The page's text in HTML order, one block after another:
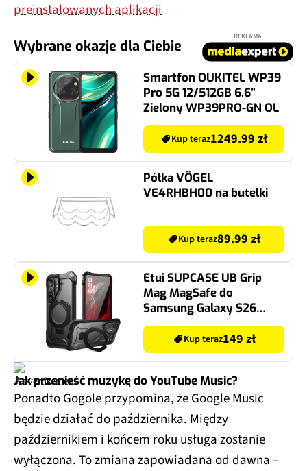
preinstalowanych aplikacji
Wybrane okazje dla Ciebie
REKLAMA
Smartfon OUKITEL WP39
Pro 5G 12/512GB 6.6"
Zielony WP39PRO-GN OL
Kup teraz1249.99 zł
Półka VÖGEL
VE4RHBH00 na butelki
Kup teraz89.99 zł
Etui SUPCASE UB Grip
Mag MagSafe do
Samsung Galaxy S26
Czarny
Kup teraz149 zł
Jak przenieść muzykę do YouTube Music?
Ponadto Gogole przypomina, że Google Music
będzie działać do października. Między
październikiem i końcem roku usługa zostanie
wyłączona. To zmiana zapowiadana od dawna –